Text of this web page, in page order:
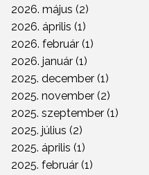
27 éve
piacvezető a Portfolio
10
szerkesztő dolgozik a
Pénzcentrumnál
2026. május (2)
2026. április (1)
2026. február (1)
2026. január (1)
2025. december (1)
2025. november (2)
2025. szeptember (1)
2025. július (2)
2025. április (1)
2025. február (1)